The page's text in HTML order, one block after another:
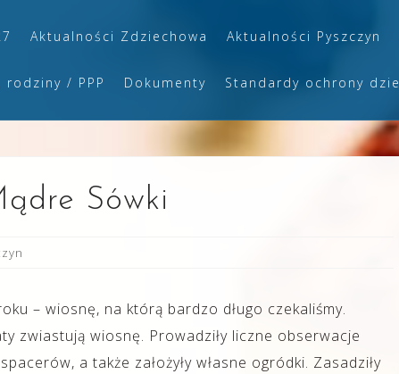
Aktualności Zdziechowa Aktualności Pyszczyn
/ PPP Dokumenty Standardy ochrony
Sówki
– wiosnę, na którą bardzo długo czekaliśmy.
zwiastują wiosnę. Prowadziły liczne obserwacje
a także założyły własne ogródki. Zasadziły